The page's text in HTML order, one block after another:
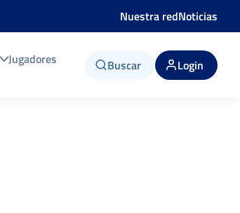
Nuestra redNoticias
Jugadores Buscar Login